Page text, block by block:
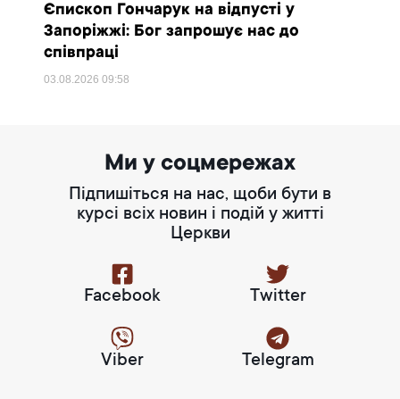
Єпископ Гончарук на відпусті у
Запоріжжі: Бог запрошує нас до
співпраці
03.08.202609:58
Ми у соцмережах
Підпишіться на нас, щоби бути в
курсі всіх новин і подій у житті
Церкви
Facebook Twitter
Viber Telegram